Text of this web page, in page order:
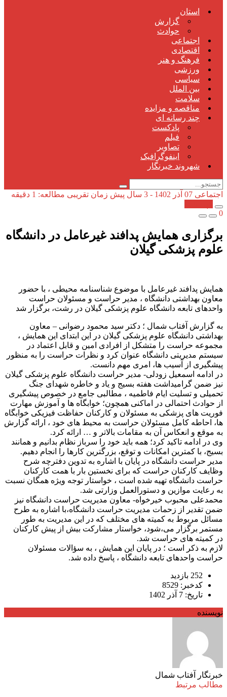
استان
گزارش
حوادث
اجتماعی
اقتصادی
فرهنگ و هنر
ورزشی
سیاسی
بین الملل
سلامت
مناقصه و مزایده
چند رسانه ای
پادکست
فیلم
تصاویر
اینفوگرافیک
شهروند خبرنگار
اجتماعی 07 آذر 1402 - 3 سال پیش
زمان تقریبی مطالعه: 1 دقیقه
0
برگزاری همایش پدافند غیرعامل در دانشگاه
علوم پزشکی گیلان
همایش پدافند غیرعامل با موضوع شناسنامه محیطی ، با حضور
معاون بهداشتی دانشگاه ، مدیر حراست و مسئولان حراست
واحدهای تابعه دانشگاه علوم پزشکی گیلان در رشت، برگزار شد
به گزارش آفتاب شمال ؛ دکتر سید محمود رضوانی – معاون
بهداشتی دانشگاه علوم پزشکی گیلان در این ابتدای این همایش ،
مجموعه حراست را متشکل از افرادی امین و قابل اعتماد در
سیستم مدیریتی دانشگاه عنوان کرد و نظرات حراست را به منظور
پیشگیری از آسیب ها، امری مهم دانست.
در ادامه اسمعیل زودلی- مدیر حراست دانشگاه علوم پزشکی گیلان
نیز ضمن گرامیداشت هفته بسیج و یاد و خاطره شهدای جنگ
تحمیلی و تسلیت ایام فاطمیه ، مطالبی جامع در خصوص پیشگیری
از حوادث احتمالی در اماکنی همچون؛ خوابگاه ها و آموزش مهارت
فوریت های پزشکی به مسئولان و کارکنان حفاظت فیزیکی خوابگاه
ها، احاطه کامل مسئولان حراست به محیط های خود ، ارائه گزارش
به موقع و انعکاس آن به مقامات بالاتر و … ارائه کرد.
وی در ادامه تاکید کرد؛ همه باید خود را سرباز نظام بدانیم و همانند
بسیج، با کمترین امکانات و توقع، بزرگترین کارها را انجام دهیم‌.
مدیر حراست دانشگاه در پایان با اشاره به تدوین دفترچه شرح
وظایف کارکنان حراست که برای نخستین بار با همت کارکنان
حراست دانشگاه تهیه شده است ، خواستار توجه ویژه همگان نسبت
به رعایت موازین و دستورالعمل وزارتی شد‌.
محمدعلی محبوب خیرخواه- معاون مدیریت حراست دانشگاه نیز
ضمن تقدیر از زحمات مدیریت حراست دانشگاه،با اشاره به طرح
مسائل مربوط به کمیته های مختلف که در این مدیریت به طور
مستمر برگزار می،شود، خواستار مشارکت بیش از پیش کارکنان
در کمیته های حراست شد.
لازم به ذکر است ؛ در پایان این همایش ، به سؤالات مسئولان
حراست واحدهای تابعه دانشگاه ، پاسخ داده شد.
252 بازدید
کدخبر: 8529
تاریخ: 7 آذر 1402
نویسنده
خبرنگار آفتاب شمال
مطالب مرتبط